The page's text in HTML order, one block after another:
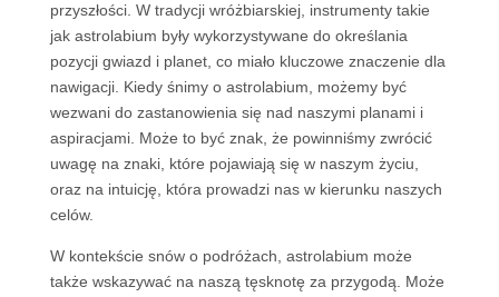
przyszłości. W tradycji wróżbiarskiej, instrumenty takie
jak astrolabium były wykorzystywane do określania
pozycji gwiazd i planet, co miało kluczowe znaczenie dla
nawigacji. Kiedy śnimy o astrolabium, możemy być
wezwani do zastanowienia się nad naszymi planami i
aspiracjami. Może to być znak, że powinniśmy zwrócić
uwagę na znaki, które pojawiają się w naszym życiu,
oraz na intuicję, która prowadzi nas w kierunku naszych
celów.
W kontekście snów o podróżach, astrolabium może
także wskazywać na naszą tęsknotę za przygodą. Może